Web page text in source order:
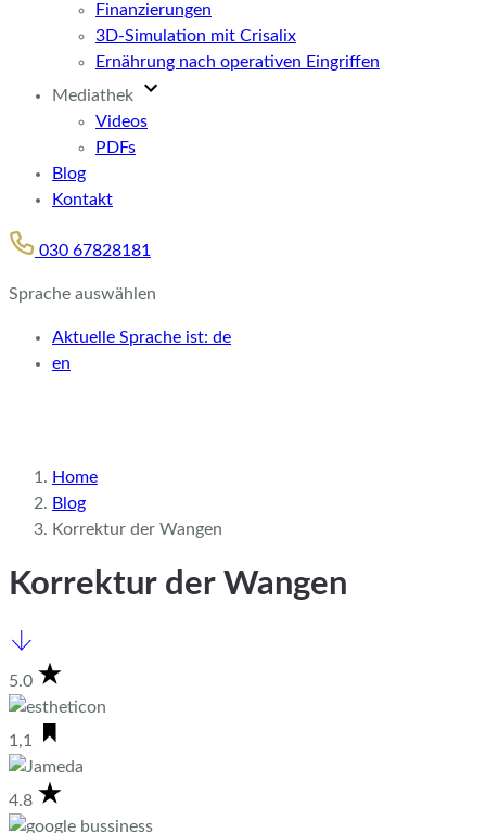
Finanzierungen
3D-Simulation mit Crisalix
Ernährung nach operativen Eingriffen
Mediathek
Videos
PDFs
Blog
Kontakt
030 67828181
Sprache auswählen
Aktuelle Sprache ist: de
en
Home
Blog
Korrektur der Wangen
Korrektur der Wangen
5.0
1,1
4.8